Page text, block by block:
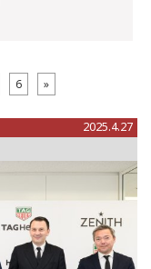
6 »
2025.4.27